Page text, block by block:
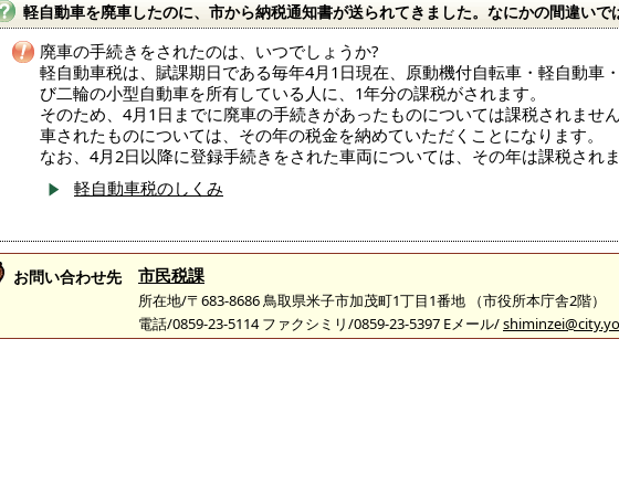
軽自動車を廃車したのに、市から納税通知書が送られてきました。なにかの間違いで
廃車の手続きをされたのは、いつでしょうか?
軽自動車税は、賦課期日である毎年4月1日現在、原動機付自転車・軽自動車
び二輪の小型自動車を所有している人に、1年分の課税がされます。
そのため、4月1日までに廃車の手続きがあったものについては課税されませ
車されたものについては、その年の税金を納めていただくことになります。
なお、4月2日以降に登録手続きをされた車両については、その年は課税されま
軽自動車税のしくみ
お問い合わせ先 市民税課
所在地/〒683-8686 鳥取県米子市加茂町1丁目1番地 （市役所本庁舎2階）
電話/0859-23-5114 ファクシミリ/0859-23-5397 Eメール/